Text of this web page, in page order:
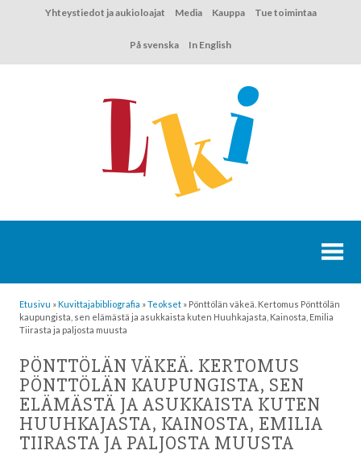
Yhteystiedot ja aukioloajat Media Kauppa Tue toimintaa
På svenska In English
Etusivu »Kuvittaja­bibliografia »Teokset » Pönttölän väkeä. Kertomus Pönttölän
kaupungista, sen elämästä ja asukkaista kuten Huuhkajasta, Kainosta, Emilia
Tiirasta ja paljosta muusta
PÖNTTÖLÄN VÄKEÄ. KERTOMUS
PÖNTTÖLÄN KAUPUNGISTA, SEN
ELÄMÄSTÄ JA ASUKKAISTA KUTEN
HUUHKAJASTA, KAINOSTA, EMILIA
TIIRASTA JA PALJOSTA MUUSTA